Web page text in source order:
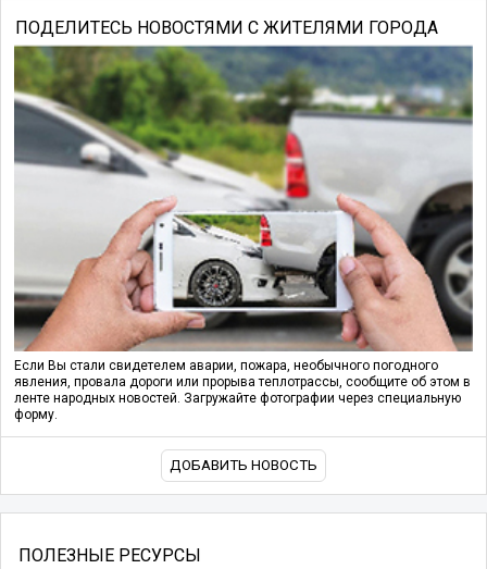
ПОДЕЛИТЕСЬ НОВОСТЯМИ С ЖИТЕЛЯМИ ГОРОДА
Если Вы стали свидетелем аварии, пожара, необычного погодного
явления, провала дороги или прорыва теплотрассы, сообщите об этом в
ленте народных новостей. Загружайте фотографии через специальную
форму.
ДОБАВИТЬ НОВОСТЬ
ПОЛЕЗНЫЕ РЕСУРСЫ